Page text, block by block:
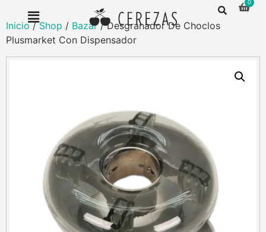
Inicio/Shop / Bazar/ Desgranador De Choclos
Plusmarket Con Dispensador